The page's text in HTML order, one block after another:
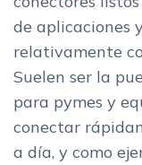
de aplicaciones
relativamente
Suelen ser la
para pymes y
conectar
a día, y como